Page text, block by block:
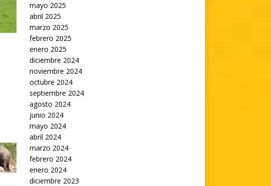
mayo 2025
abril 2025
marzo 2025
febrero 2025
enero 2025
diciembre 2024
noviembre 2024
octubre 2024
septiembre 2024
agosto 2024
junio 2024
mayo 2024
abril 2024
marzo 2024
febrero 2024
enero 2024
diciembre 2023